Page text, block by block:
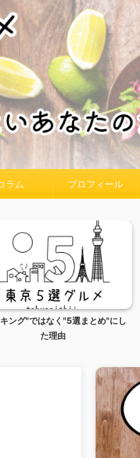
ラム プロフィール
ング"ではなく"5選まとめ"にし
た理由